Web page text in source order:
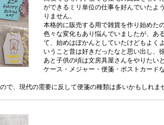
ができるミリ単位の仕事を好んでいたよ
りません。
本格的に販売する用で雑貨を作り始めた
色々な変化もあり悩んでいましたが、あ
て、始めはぽかんとしていたけどもよく
いうこと昔は好きだったなと思い出し、
あと子供の頃は文房具屋さんをやりたい
ケース・メジャー・便箋・ポストカード
で、現代の需要に反して便箋の種類は多いかもしれま